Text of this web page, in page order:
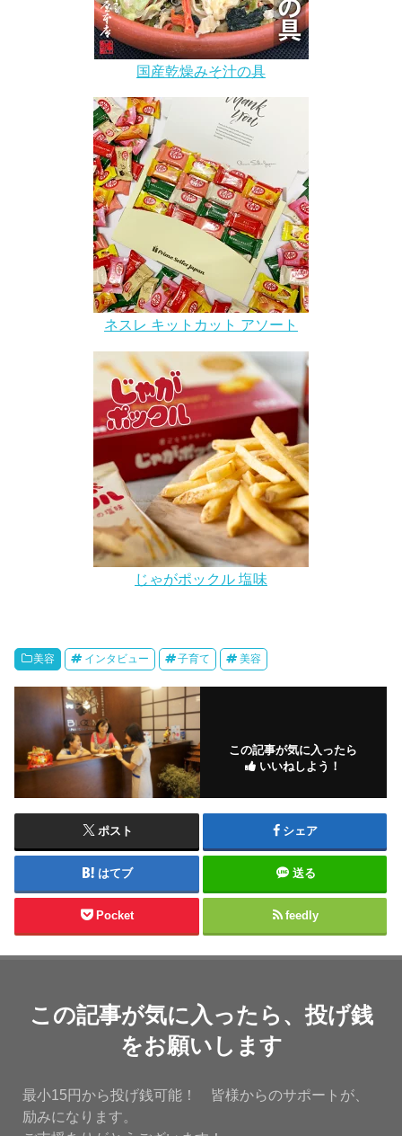
国産乾燥みそ汁の具
ネスレ キットカット アソート
じゃがポックル 塩味
美容 インタビュー 子育て 美容
この記事が気に入ったら
いいねしよう！
ポスト シェア
はてブ 送る
Pocket feedly
この記事が気に入ったら、投げ銭
をお願いします
最小15円から投げ銭可能！ 皆様からのサポートが、
励みになります。